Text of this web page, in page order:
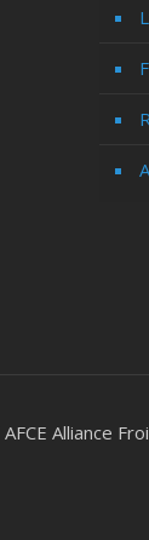
AFCE Alliance